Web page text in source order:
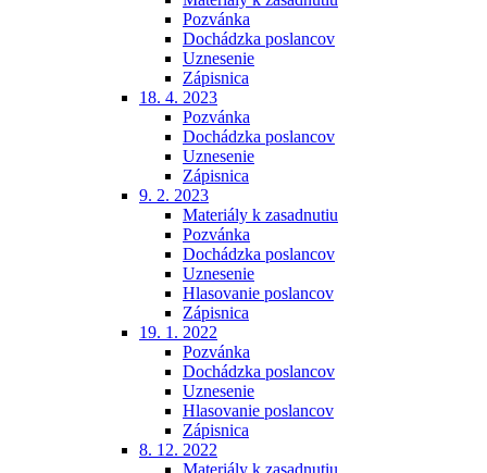
Pozvánka
Dochádzka poslancov
Uznesenie
Zápisnica
18. 4. 2023
Pozvánka
Dochádzka poslancov
Uznesenie
Zápisnica
9. 2. 2023
Materiály k zasadnutiu
Pozvánka
Dochádzka poslancov
Uznesenie
Hlasovanie poslancov
Zápisnica
19. 1. 2022
Pozvánka
Dochádzka poslancov
Uznesenie
Hlasovanie poslancov
Zápisnica
8. 12. 2022
Materiály k zasadnutiu